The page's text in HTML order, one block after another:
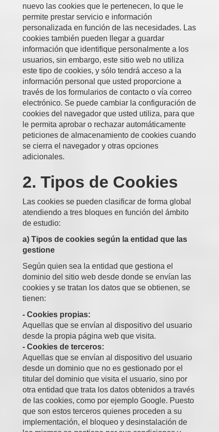
nuevo las cookies que le pertenecen, lo que le
permite prestar servicio e información
personalizada en función de las necesidades. Las
cookies también pueden llegar a guardar
información que identifique personalmente a los
usuarios, sin embargo, este sitio web no utiliza
este tipo de cookies, y sólo tendrá acceso a la
información personal que usted proporcione a
través de los formularios de contacto o vía correo
electrónico. Se puede cambiar la configuración de
cookies del navegador que usted utiliza, para que
le permita aprobar o rechazar automáticamente
peticiones de almacenamiento de cookies cuando
se cierra el navegador y otras opciones
adicionales.
2. Tipos de Cookies
Las cookies se pueden clasificar de forma global
atendiendo a tres bloques en función del ámbito
de estudio:
a) Tipos de cookies según la entidad que las
gestione
Según quien sea la entidad que gestiona el
dominio del sitio web desde donde se envían las
cookies y se tratan los datos que se obtienen, se
tienen:
- Cookies propias:
Aquellas que se envían al dispositivo del usuario
desde la propia página web que visita.
- Cookies de terceros:
Aquellas que se envían al dispositivo del usuario
desde un dominio que no es gestionado por el
titular del dominio que visita el usuario, sino por
otra entidad que trata los datos obtenidos a través
de las cookies, como por ejemplo Google. Puesto
que son estos terceros quienes proceden a su
implementación, el bloqueo y desinstalación de